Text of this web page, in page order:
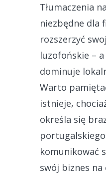
Tłumaczenia
niezbędne dla
rozszerzyć
luzofońskie – a
dominuje
Warto
istnieje,
określa się
komunikować
swój biznes na